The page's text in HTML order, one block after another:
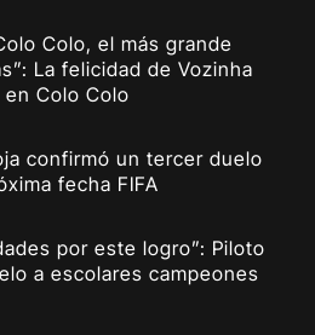
Colo, el más grande
La felicidad de Vozinha
Colo Colo
confirmó un tercer duelo
fecha FIFA
por este logro”: Piloto
a escolares campeones